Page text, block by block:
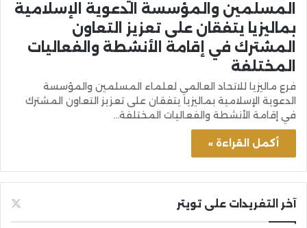
المسلمين والمؤسسة الدعوية الإسلامية
بماليزيا يتفقان على تعزيز التعاون
المشترك في إقامة الأنشطة والفعاليات
المختلفة
فرع ماليزيا للاتحاد العالمي لعلماء المسلمين والمؤسسة
الدعوية الإسلامية بماليزيا يتفقان على تعزيز التعاون المشترك
في إقامة الأنشطة والفعاليات المختلفة…
أكمل القراءة »
آخر التغريدات على تويتر